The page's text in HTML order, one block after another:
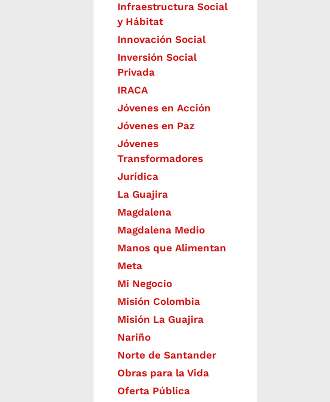
Infraestructura Social
y Hábitat
​Innovación Social
Inversión Social
Privada
IRACA
Jóvenes en Acción
Jóvenes en Paz
Jóvenes
Transformadores
Jurídica
La Guajira
Magdalena
Magdalena Medio
Manos que Alimentan
Meta
Mi Negocio
Misión Colombia
Misión La Guajira
Nariño
Norte de Santander
Obras para la Vida
Oferta Pública